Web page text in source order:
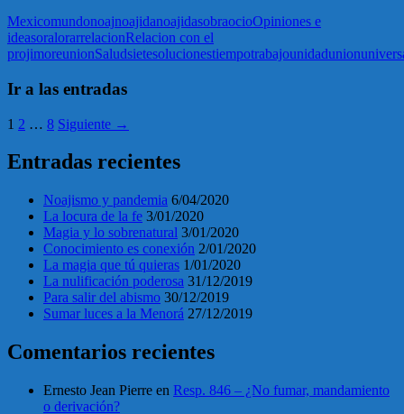
MexicomundonoajnoajidanoajidasobraocioOpiniones e
ideasoralorarrelacionRelacion con el
projimoreunionSaludsietesolucionestiempotrabajounidadunion
Ir a las entradas
1 2 … 8 Siguiente →
Entradas recientes
Noajismo y pandemia 6/04/2020
La locura de la fe 3/01/2020
Magia y lo sobrenatural 3/01/2020
Conocimiento es conexión 2/01/2020
La magia que tú quieras 1/01/2020
La nulificación poderosa 31/12/2019
Para salir del abismo 30/12/2019
Sumar luces a la Menorá 27/12/2019
Comentarios recientes
Ernesto Jean Pierre en Resp. 846 – ¿No fumar, mandamiento
o derivación?